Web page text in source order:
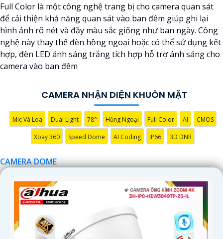
Full Color là một công nghệ trang bị cho camera quan sát
để cải thiện khả năng quan sát vào ban đêm giúp ghi lại
hình ảnh rõ nét và đầy màu sắc giống như ban ngày. Công
nghệ này thay thế đèn hồng ngoại hoặc có thể sử dụng kết
hợp, đèn LED ánh sáng trắng tích hợp hỗ trợ ánh sáng cho
camera vào ban đêm
CAMERA NHẬN DIỆN KHUÔN MẶT
Mic Và Loa Dual Light 78° Hồng Ngoại Full Color AI CMOS
Xoay 360 Speed Dome AI Coding IP66 3D DNR
CAMERA DOME